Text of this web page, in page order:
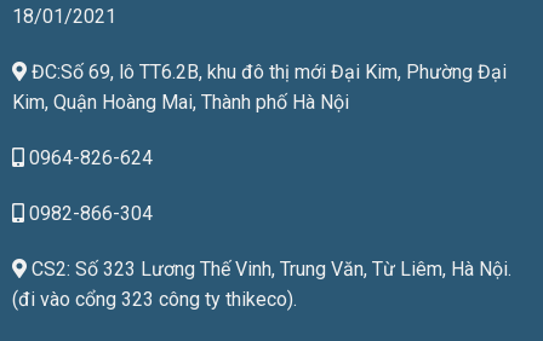
18/01/2021
ĐC:Số 69, lô TT6.2B, khu đô thị mới Đại Kim, Phường Đại
Kim, Quận Hoàng Mai, Thành phố Hà Nội
0964-826-624
0982-866-304
CS2: Số 323 Lương Thế Vinh, Trung Văn, Từ Liêm, Hà Nội.
(đi vào cổng 323 công ty thikeco).